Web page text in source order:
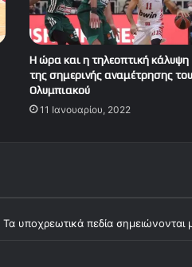
Η ώρα και η τηλεοπτική κάλυψη
της σημερινής αναμέτρησης του
Ολυμπιακού
11 Ιανουαρίου, 2022
Τα υποχρεωτικά πεδία σημειώνονται